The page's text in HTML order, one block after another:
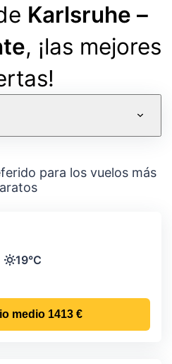
Karlsruhe –
, ¡las mejores
para los vuelos más
precipitación media
Temperatura
19°C
medio 1413 €